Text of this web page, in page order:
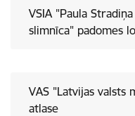
VSIA "Paula
slimnīca" padomes
VAS "Latvijas valsts
atlase